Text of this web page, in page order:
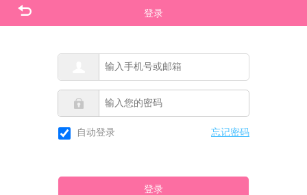
登录
自动登录 忘记密码
登录